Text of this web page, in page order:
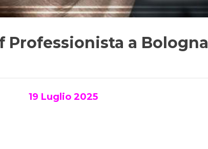
Professionista a Bologna
19 Luglio 2025